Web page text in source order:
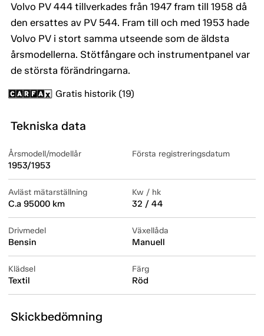
Volvo PV 444 tillverkades från 1947 fram till 1958 då
den ersattes av PV 544. Fram till och med 1953 hade
Volvo PV i stort samma utseende som de äldsta
årsmodellerna. Stötfångare och instrumentpanel var
de största förändringarna.
Gratis historik (19)
Tekniska data
Årsmodell/modellår
1953/1953
Första registreringsdatum
Avläst mätarställning
C.a 95000 km
Kw / hk
32 / 44
Drivmedel
Bensin
Växellåda
Manuell
Klädsel
Textil
Färg
Röd
Skickbedömning